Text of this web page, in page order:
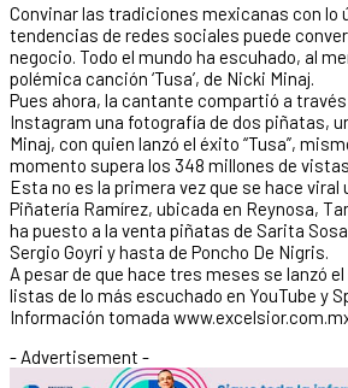
Convinar las tradiciones mexicanas con lo
tendencias de redes sociales puede
negocio. Todo el mundo ha escuhado, al
polémica canción ‘Tusa’, de Nicki Minaj.
Pues ahora, la cantante compartió a
Instagram una fotografía de dos piñatas,
Minaj, con quien lanzó el éxito “Tusa”,
momento supera los 348 millones de
Esta no es la primera vez que se hace viral
Piñatería Ramírez, ubicada en Reynosa,
ha puesto a la venta piñatas de Sarita
Sergio Goyri y hasta de Poncho De Nigris.
A pesar de que hace tres meses se lanzó el
listas de lo más escuchado en YouTube y
Información tomada
- Advertisement -